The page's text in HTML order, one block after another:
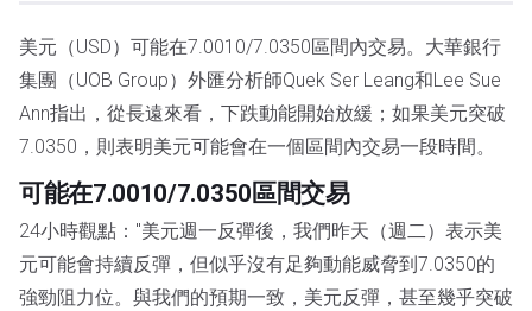
美元（USD）可能在7.0010/7.0350區間內交易。大華銀行
集團（UOB Group）外匯分析師Quek Ser Leang和Lee Sue
Ann指出，從長遠來看，下跌動能開始放緩；如果美元突破
7.0350，則表明美元可能會在一個區間內交易一段時間。
可能在7.0010/7.0350區間交易
24小時觀點："美元週一反彈後，我們昨天（週二）表示美
元可能會持續反彈，但似乎沒有足夠動能威脅到7.0350的
強勁阻力位。與我們的預期一致，美元反彈，甚至幾乎突破